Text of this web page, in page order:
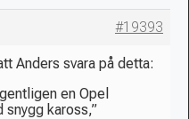
#19393
Anders svara på detta:
en Opel
snygg kaross,”